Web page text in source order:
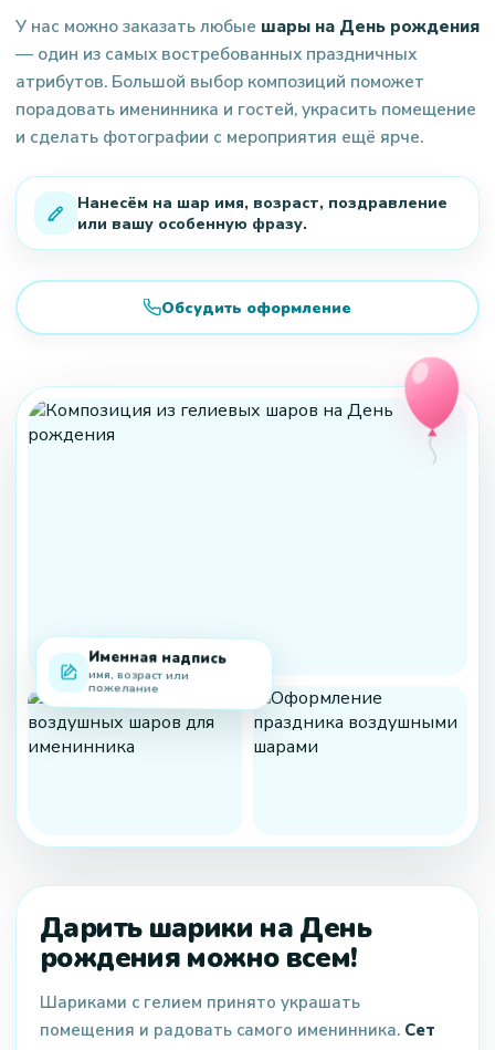
У нас можно заказать любые шары на День рождения
— один из самых востребованных праздничных
атрибутов. Большой выбор композиций поможет
порадовать именинника и гостей, украсить помещение
и сделать фотографии с мероприятия ещё ярче.
Нанесём на шар имя, возраст, поздравление
или вашу особенную фразу.
Обсудить оформление
Именная надпись
имя, возраст или
пожелание
Дарить шарики на День
рождения можно всем!
Шариками с гелием принято украшать
помещения и радовать самого именинника. Сет